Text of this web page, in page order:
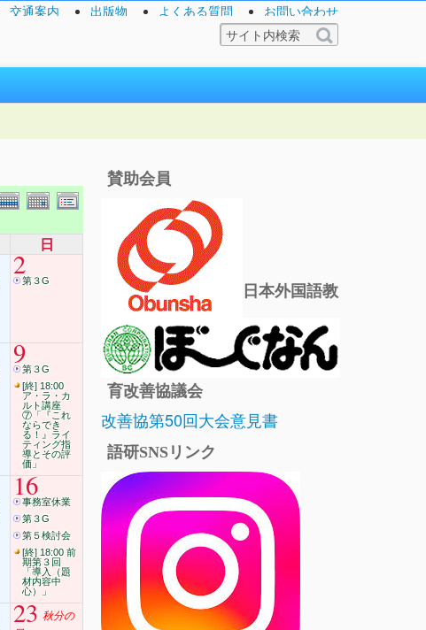
交通案内 出版物 よくある質問 お問い合わせ
日
2第３G
9第３G
[終] 18:00
ア・ラ・カ
ルト講座
⑦「『これ
ならでき
る！』ライ
ティング指
導とその評
価」
16
事務室休業
第３G
第５検討会
[終] 18:00 前
期第３回
「導入（題
材内容中
心）」
23 秋分の
賛助会員
日本外国語教
育改善協議会
改善協第50回大会意見書
語研SNSリンク